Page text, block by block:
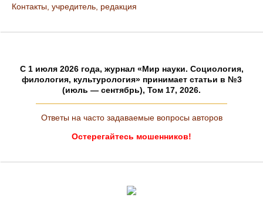
Контакты, учредитель, редакция
C 1 июля 2026 года, журнал «Мир науки. Социология,
филология, культурология» принимает статьи в №3
(июль — сентябрь), Том 17, 2026.
Ответы на часто задаваемые вопросы авторов
Остерегайтесь мошенников!